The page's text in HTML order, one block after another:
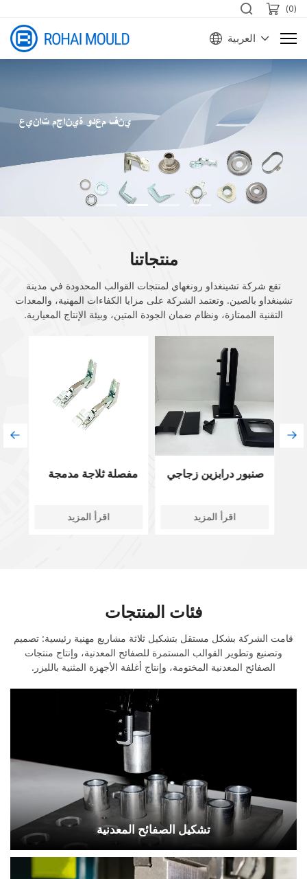
(
0
)
العربية
منتجاتنا
تقع شركة تشينغداو رونغهاي لمنتجات القوالب المحدودة في مدينة
تشينغداو بالصين. وتعتمد الشركة على مزايا الكفاءات المهنية، والمعدات
التقنية الممتازة، ونظام ضمان الجودة المتين، وبيئة الإنتاج المعيارية.
صنبور درابزين زجاجي
اقرأ المزيد
مفصلة ثلاجة مدمجة
اقرأ المزيد
فئات المنتجات
قامت الشركة بشكل مستقل بتشكيل ثلاثة مشاريع مهنية رئيسية: تصميم
وتصنيع وتطوير القوالب المستمرة للصفائح المعدنية، وإنتاج منتجات
الصفائح المعدنية المختومة، وإنتاج أغلفة الأجهزة المثنية بالليزر.
تشكيل الصفائح المعدنية